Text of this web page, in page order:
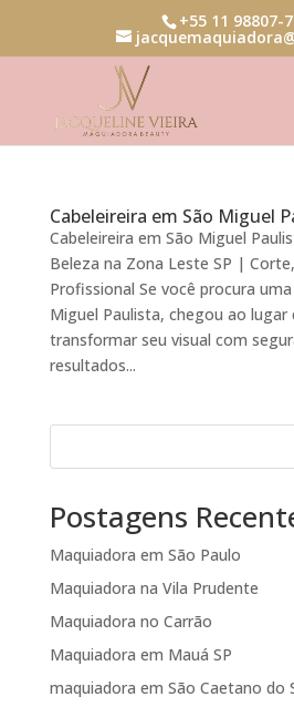
+55 11 98807-
Cabeleireira em São Miguel
Cabeleireira em São Miguel
Beleza na Zona Leste SP |
Profissional Se você procura
Miguel Paulista, chegou ao lugar
transformar seu visual com
resultados...
Postagens
Maquiadora em São Paulo
Maquiadora na Vila Prudente
Maquiadora no Carrão
Maquiadora em Mauá SP
maquiadora em São Caetano do